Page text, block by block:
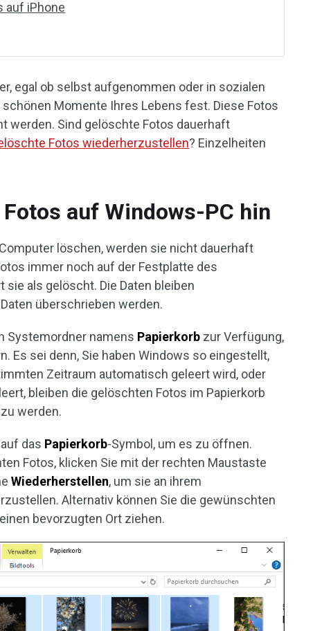
auf iPhone
egal ob selbst aufgenommen oder in sozialen
Momente Ihres Lebens fest. Diese Fotos
werden. Sind gelöschte Fotos dauerhaft
Fotos wiederherzustellen? Einzelheiten
auf Windows-PC hin
löschen, werden sie nicht dauerhaft
immer noch auf der Festplatte des
als gelöscht. Die Daten bleiben
überschrieben werden.
Systemordner namens Papierkorb zur Verfügung,
Es sei denn, Sie haben Windows so eingestellt,
Zeitraum automatisch geleert wird, oder
bleiben die gelöschten Fotos im Papierkorb
werden.
das Papierkorb-Symbol, um es zu öffnen.
Fotos, klicken Sie mit der rechten Maustaste
Wiederherstellen, um sie an ihrem
Alternativ können Sie die gewünschten
bevorzugten Ort ziehen.